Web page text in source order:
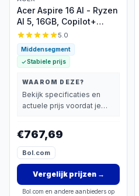
Acer Aspire 16 AI - Ryzen
AI 5, 16GB, Copilot+
laptop
5.0
Middensegment
Stabiele prijs
WAAROM DEZE?
Bekijk specificaties en
actuele prijs voordat je
€767,69
Bol.com
Vergelijk prijzen→
Bol.com en andere aanbieders op